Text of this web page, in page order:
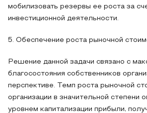
мобилизовать резервы ее роста за
инвестиционной деятельности.
5. Обеспечение роста рыночной
Решение данной задачи связано с
благосостояния собственников
перспективе. Темп роста рыночной
организации в значительной степени
уровнем капитализации прибыли,